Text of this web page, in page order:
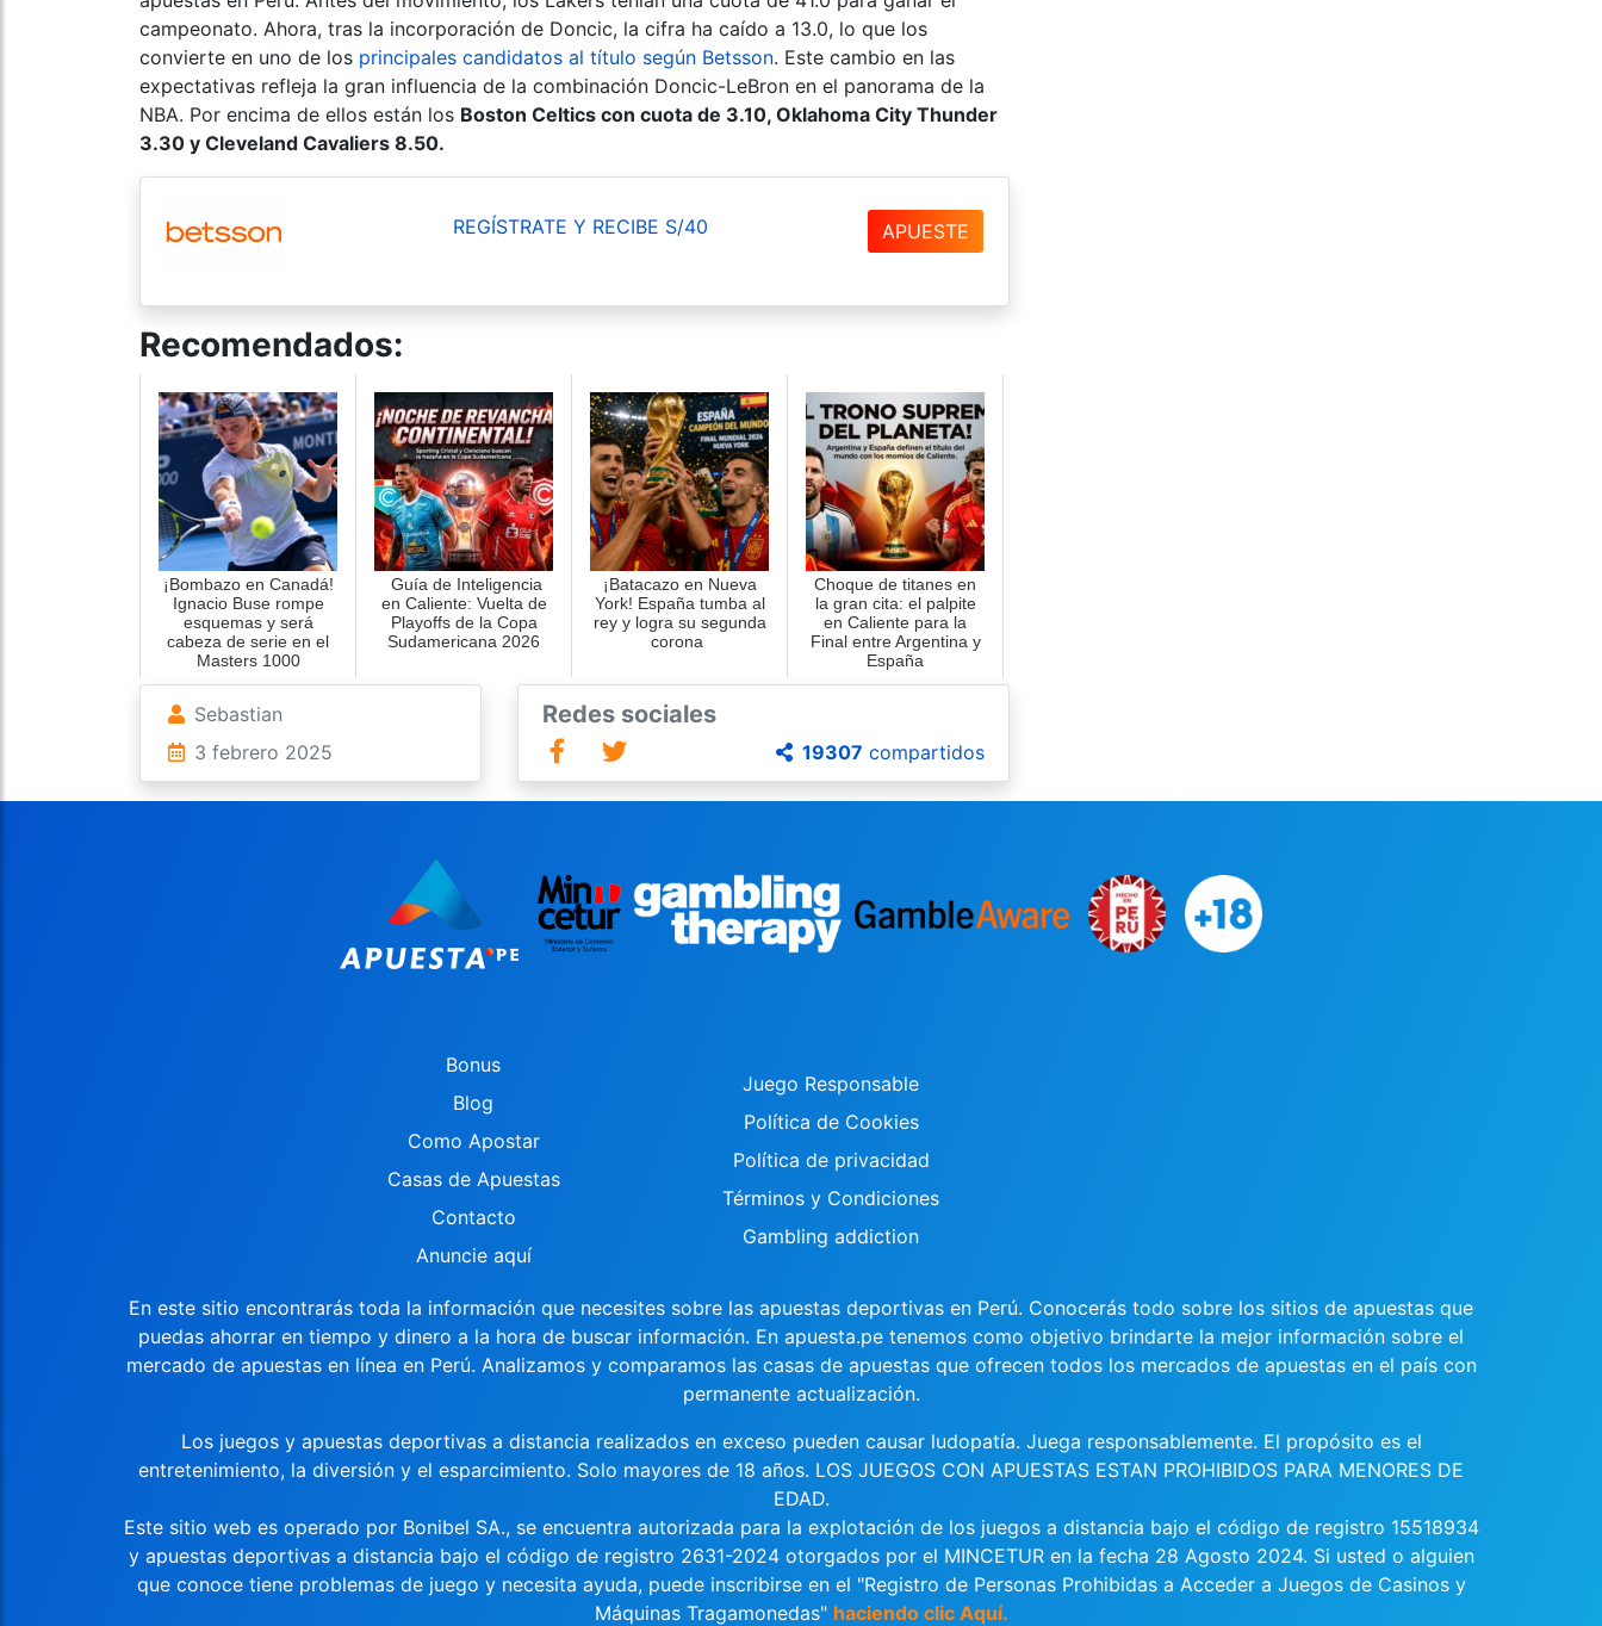
campeonato. Ahora, tras la incorporación de Doncic, la cifra ha caído a 13.0, lo que los
convierte en uno de los principales candidatos al título según Betsson. Este cambio en las
expectativas refleja la gran influencia de la combinación Doncic-LeBron en el panorama de la
NBA. Por encima de ellos están los Boston Celtics con cuota de 3.10, Oklahoma City Thunder
3.30 y Cleveland Cavaliers 8.50.
REGÍSTRATE Y RECIBE S/40 APUESTE
Recomendados:
¡Bombazo en Canadá!
Ignacio Buse rompe
esquemas y será
cabeza de serie en el
Masters 1000
Guía de Inteligencia
en Caliente: Vuelta de
Playoffs de la Copa
Sudamericana 2026
¡Batacazo en Nueva
York! España tumba al
rey y logra su segunda
corona
Choque de titanes en
la gran cita: el palpite
en Caliente para la
Final entre Argentina y
España
Sebastian
3 febrero 2025
Redes sociales
19307 compartidos
Bonus
Blog
Como Apostar
Casas de Apuestas
Contacto
Anuncie aquí
Juego Responsable
Política de Cookies
Política de privacidad
Términos y Condiciones
Gambling addiction
En este sitio encontrarás toda la información que necesites sobre las apuestas deportivas en Perú. Conocerás todo sobre los sitios de apuestas que
puedas ahorrar en tiempo y dinero a la hora de buscar información. En apuesta.pe tenemos como objetivo brindarte la mejor información sobre el
mercado de apuestas en línea en Perú. Analizamos y comparamos las casas de apuestas que ofrecen todos los mercados de apuestas en el país con
permanente actualización.
Los juegos y apuestas deportivas a distancia realizados en exceso pueden causar ludopatía. Juega responsablemente. El propósito es el
entretenimiento, la diversión y el esparcimiento. Solo mayores de 18 años. LOS JUEGOS CON APUESTAS ESTAN PROHIBIDOS PARA MENORES DE
EDAD.
Este sitio web es operado por Bonibel SA., se encuentra autorizada para la explotación de los juegos a distancia bajo el código de registro 15518934
y apuestas deportivas a distancia bajo el código de registro 2631-2024 otorgados por el MINCETUR en la fecha 28 Agosto 2024. Si usted o alguien
que conoce tiene problemas de juego y necesita ayuda, puede inscribirse en el "Registro de Personas Prohibidas a Acceder a Juegos de Casinos y
Máquinas Tragamonedas" haciendo clic Aquí.